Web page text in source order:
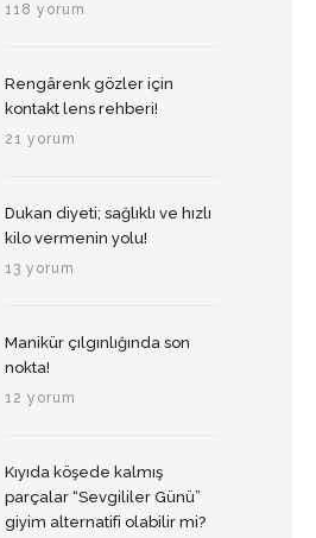
118 yorum
Rengârenk gözler için
kontakt lens rehberi!
21 yorum
Dukan diyeti; sağlıklı ve hızlı
kilo vermenin yolu!
13 yorum
Manikür çılgınlığında son
nokta!
12 yorum
Kıyıda köşede kalmış
parçalar “Sevgililer Günü”
giyim alternatifi olabilir mi?